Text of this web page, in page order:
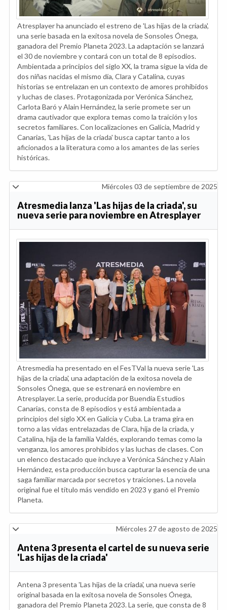
Atresplayer ha anunciado el estreno de 'Las hijas de la criada',
una serie basada en la exitosa novela de Sonsoles Ónega,
ganadora del Premio Planeta 2023. La adaptación se lanzará
el 30 de noviembre y contará con un total de 8 episodios.
Ambientada a principios del siglo XX, la trama sigue la vida de
dos niñas nacidas el mismo día, Clara y Catalina, cuyas
historias se entrelazan en un contexto de amores prohibidos
y luchas de clases. Protagonizada por Verónica Sánchez,
Carlota Baró y Alain Hernández, la serie promete ser un
drama cautivador que explora temas como la traición y los
secretos familiares. Con localizaciones en Galicia, Madrid y
Canarias, 'Las hijas de la criada' busca captar tanto a los
aficionados a la literatura como a los amantes de las series
históricas.
Miércoles 03 de septiembre de 2025
Atresmedia lanza 'Las hijas de la criada', su
nueva serie para noviembre en Atresplayer
Atresmedia ha presentado en el FesTVal la nueva serie 'Las
hijas de la criada', una adaptación de la exitosa novela de
Sonsoles Ónega, que se estrenará en noviembre en
Atresplayer. La serie, producida por Buendía Estudios
Canarias, consta de 8 episodios y está ambientada a
principios del siglo XX en Galicia y Cuba. La trama gira en
torno a las vidas entrelazadas de Clara, hija de la criada, y
Catalina, hija de la familia Valdés, explorando temas como la
venganza, los amores prohibidos y las luchas de clases. Con
un elenco destacado que incluye a Verónica Sánchez y Alain
Hernández, esta producción busca capturar la esencia de una
saga familiar marcada por secretos y traiciones. La novela
original fue el título más vendido en 2023 y ganó el Premio
Planeta.
Miércoles 27 de agosto de 2025
Antena 3 presenta el cartel de su nueva serie
'Las hijas de la criada'
Antena 3 presenta 'Las hijas de la criada', una nueva serie
original basada en la exitosa novela de Sonsoles Ónega,
ganadora del Premio Planeta 2023. La serie, que consta de 8